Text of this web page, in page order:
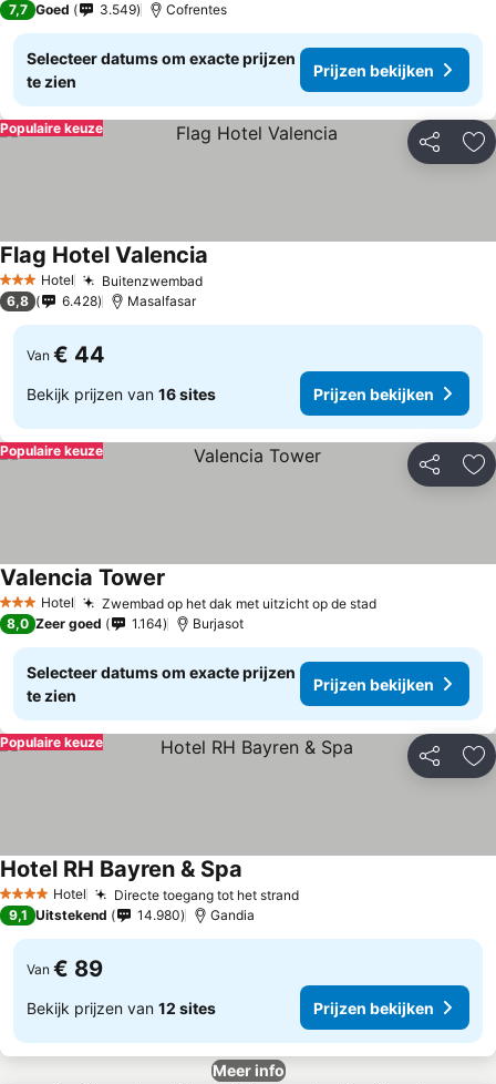
7,7 Goed 3.549 Cofrentes
Selecteer datums om exacte prijzen
te zien
Prijzen bekijken
Delen
Populaire keuze
3 SterrenHotel Buitenzwembad
Flag Hotel Valencia
6,8 6.428 Masalfasar
Van € 44
Bekijk prijzen van 16 sites Prijzen bekijken
Delen
Populaire keuze
3 SterrenHotel Zwembad op het dak met uitzicht op de stad
Valencia Tower
8,0 Zeer goed 1.164 Burjasot
Selecteer datums om exacte prijzen
te zien
Prijzen bekijken
Delen
Populaire keuze
4 SterrenHotel Directe toegang tot het strand
Hotel RH Bayren & Spa
9,1 Uitstekend 14.980 Gandia
Van € 89
Bekijk prijzen van 12 sites Prijzen bekijken
Meer info